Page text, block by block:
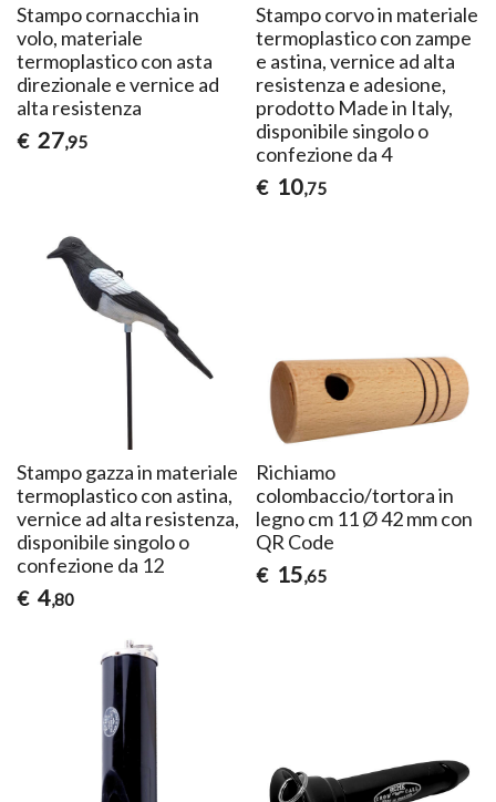
Stampo cornacchia in
volo, materiale
termoplastico con asta
direzionale e vernice ad
alta resistenza
€ 27,95
Stampo corvo in materiale
termoplastico con zampe
e astina, vernice ad alta
resistenza e adesione,
prodotto Made in Italy,
disponibile singolo o
confezione da 4
€ 10,75
Stampo gazza in materiale
termoplastico con astina,
vernice ad alta resistenza,
disponibile singolo o
confezione da 12
€ 4,80
Richiamo
colombaccio/tortora in
legno cm 11 Ø 42 mm con
QR Code
€ 15,65